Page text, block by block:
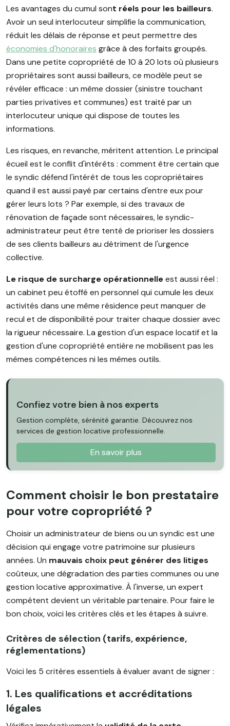
Les avantages du cumul sont réels pour les bailleurs.
Avoir un seul interlocuteur simplifie la communication,
réduit les délais de réponse et peut permettre des
économies d'honoraires grâce à des forfaits groupés.
Dans une petite copropriété de 10 à 20 lots où plusieurs
propriétaires sont aussi bailleurs, ce modèle peut se
révéler efficace : un même dossier (sinistre touchant
parties privatives et communes) est traité par un
interlocuteur unique qui dispose de toutes les
informations.
Les risques, en revanche, méritent attention. Le principal
écueil est le conflit d'intérêts : comment être certain que
le syndic défend l'intérêt de tous les copropriétaires
quand il est aussi payé par certains d'entre eux pour
gérer leurs lots ? Par exemple, si des travaux de
rénovation de façade sont nécessaires, le syndic-
administrateur peut être tenté de prioriser les dossiers
de ses clients bailleurs au détriment de l'urgence
collective.
Le risque de surcharge opérationnelleest aussi réel :
un cabinet peu étoffé en personnel qui cumule les deux
activités dans une même résidence peut manquer de
recul et de disponibilité pour traiter chaque dossier avec
la rigueur nécessaire. La gestion d'un espace locatif et la
gestion d'une copropriété entière ne mobilisent pas les
mêmes compétences ni les mêmes outils.
Confiez votre bien à nos experts
Gestion complète, sérénité garantie. Découvrez nos
services de gestion locative professionnelle.
En savoir plus
Comment choisir le bon prestataire
pour votre copropriété ?
Choisir un administrateur de biens ou un syndic est une
décision qui engage votre patrimoine sur plusieurs
années. Un mauvais choix peut générer des litiges
coûteux, une dégradation des parties communes ou une
gestion locative approximative. À l'inverse, un expert
compétent devient un véritable partenaire. Pour faire le
bon choix, voici les critères clés et les étapes à suivre.
Critères de sélection (tarifs, expérience,
réglementations)
Voici les 5 critères essentiels à évaluer avant de signer :
1. Les qualifications et accréditations
légales